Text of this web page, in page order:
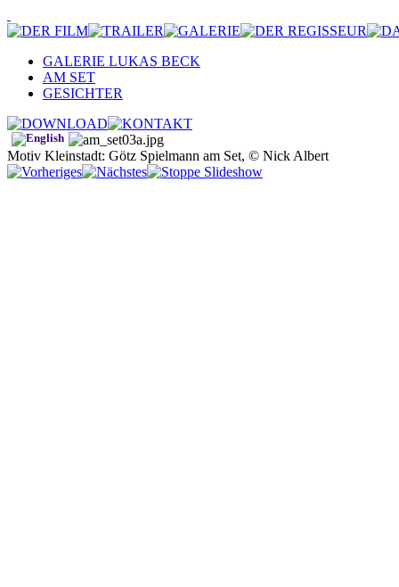
GALERIE LUKAS BECK
AM SET
GESICHTER
Motiv Kleinstadt: Götz Spielmann am Set, © Nick Albert